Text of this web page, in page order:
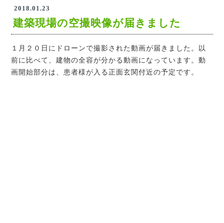
2018.01.23
建築現場の空撮映像が届きました
１月２０日にドローンで撮影された動画が届きました。以
前に比べて、建物の全容が分かる動画になっています。動
画開始部分は、患者様が入る正面玄関付近の予定です。